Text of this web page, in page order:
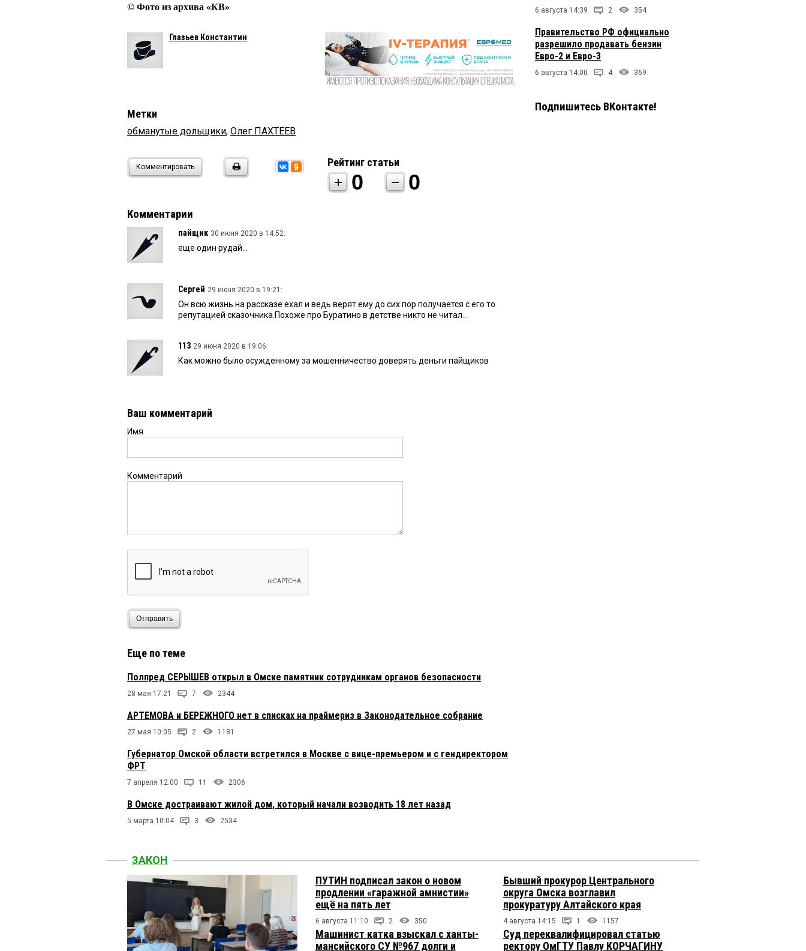
© Фото из архива «КВ»
Глазьев Константин
Метки
обманутые дольщики, Олег ПАХТЕЕВ
Комментировать Рейтинг статьи
0 0
Комментарии
пайщик 30 июня 2020 в 14:52:
еще один рудай...
Сергей 29 июня 2020 в 19:21:
Он всю жизнь на рассказе ехал и ведь верят ему до сих пор получается с его то
репутацией сказочника.Похоже про Буратино в детстве никто не читал...
113 29 июня 2020 в 19:06:
Как можно было осужденному за мошенничество доверять деньги пайщиков
Ваш комментарий
Имя
Комментарий
Отправить
Еще по теме
Полпред СЕРЫШЕВ открыл в Омске памятник сотрудникам органов безопасности
28 мая 17:21 7 2344
АРТЕМОВА и БЕРЕЖНОГО нет в списках на праймериз в Законодательное собрание
27 мая 10:05 2 1181
Губернатор Омской области встретился в Москве с вице-премьером и с гендиректором
ФРТ
7 апреля 12:00 11 2306
В Омске достраивают жилой дом, который начали возводить 18 лет назад
5 марта 10:04 3 2534
6 августа 14:39 2 354
Правительство РФ официально
разрешило продавать бензин
Евро-2 и Евро-3
6 августа 14:00 4 369
Подпишитесь ВКонтакте!
ЗАКОН
ПУТИН подписал закон о новом
продлении «гаражной амнистии»
ещё на пять лет
6 августа 11:10 2 350
Машинист катка взыскал с ханты-
мансийского СУ №967 долги и
Бывший прокурор Центрального
округа Омска возглавил
прокуратуру Алтайского края
4 августа 14:15 1 1157
Суд переквалифицировал статью
ректору ОмГТУ Павлу КОРЧАГИНУ